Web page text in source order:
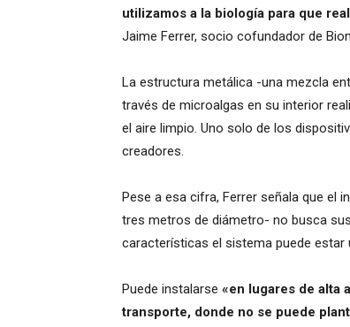
utilizamos a la biología para que
Jaime Ferrer, socio cofundador de
La estructura metálica -una mezcla
través de microalgas en su interior
el aire limpio. Uno solo de los
creadores.
Pese a esa cifra, Ferrer señala que el
tres metros de diámetro- no busca
características el sistema puede
Puede instalarse «en lugares de alta
transporte, donde no se puede